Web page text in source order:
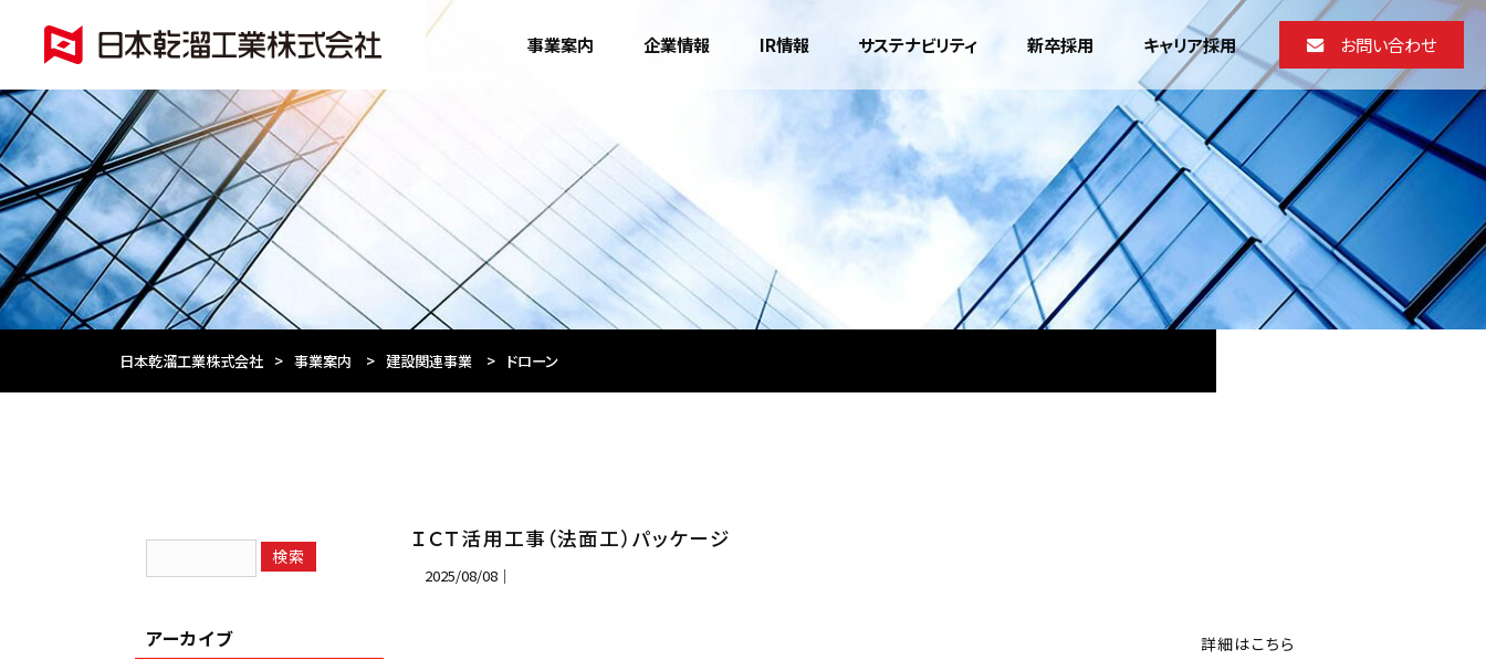
事業案内 企業情報 IR情報 サステナビリティ 新卒採用 キャリア採用 お問い合わせ
日本乾溜工業株式会社 > 事業案内 > 建設関連事業> ドローン
ＩＣＴ活用工事（法面工）パッケージ
2025/08/08｜
詳細はこちら
アーカイブ